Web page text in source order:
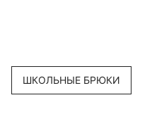
ШКОЛЬНЫЕ БРЮКИ